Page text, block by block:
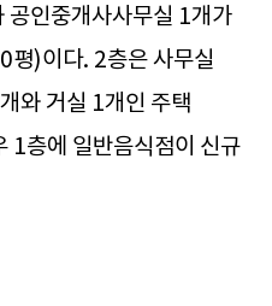
공인중개사사무실 1개가
)이다. 2층은 사무실
와 거실 1개인 주택
층에 일반음식점이 신규